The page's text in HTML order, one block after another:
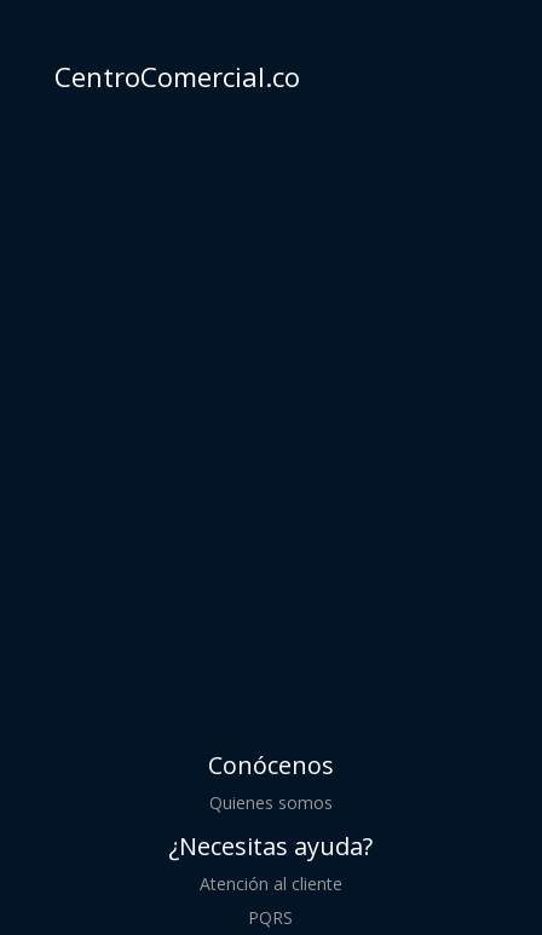
CentroComercial.co
Conócenos
Quienes somos
¿Necesitas ayuda?
Atención al cliente
PQRS